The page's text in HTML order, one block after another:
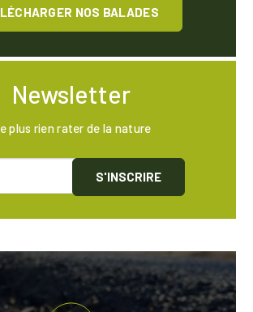
NOS BALADES
Newsletter
plus rien rater de la nature
S'INSCRIRE